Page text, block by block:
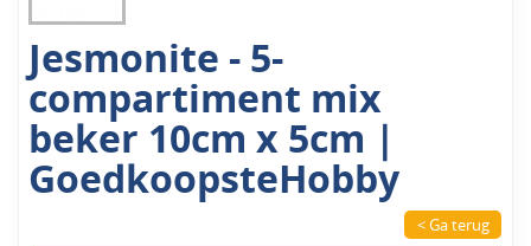
Jesmonite - 5-
compartiment mix
beker 10cm x 5cm |
GoedkoopsteHobby
< Ga terug